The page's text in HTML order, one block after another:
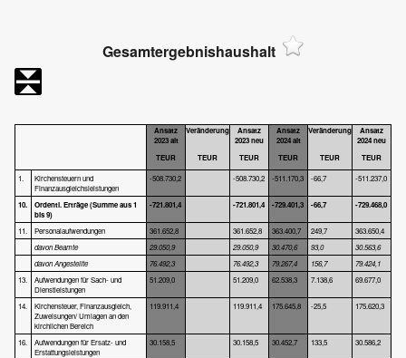
Gesamtergebnishaushalt
Ansatz
2023 alt
Veränderung
Ansatz
2023 neu
Ansatz
2024 alt
Veränderung
Ansatz
2024 neu
TEUR
TEUR TEUR TEUR TEUR TEUR
1.
Kirchensteuern und
Finanzausgleichsleistungen
-508.730,2 -508.730,2 -511.170,3 -66,7 -511.237,0
10. Ordentl. Erträge(Summe aus 1
bis 9)
-721.801,4 -721.801,4 -729.401,3 -66,7 -729.468,0
11. Personalaufwendungen 361.652,8 361.652,8 363.400,7 249,7
363.650,4
davon Beamte
29.050,9 29.050,9 30.470,6 93,0
30.563,6
davon Angestellte
76.492,3 76.492,3 79.267,4 156,7
79.424,1
13.
Aufwendungen für Sach- und
Dienstleistungen
51.209,0 51.209,0 62.538,3 7.138,6 69.677,0
14.
Kirchensteuer, Finanzausgleich,
Zuweisungen/ Umlagen an den
kirchlichen Bereich
119.911,4 119.911,4 175.645,8 -25,5 175.620,3
16.
Aufwendungen für Ersatz- und
Erstattungsleistungen
30.158,5 30.158,5 30.452,7 133,5 30.586,2